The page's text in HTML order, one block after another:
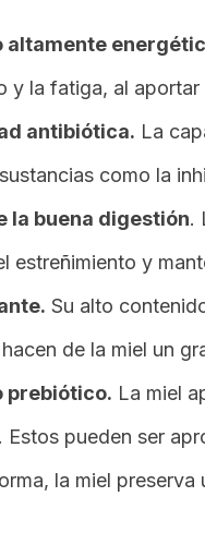
altamente
y la fatiga, al
antibiótica. La
como la
la buena digestión.
estreñimiento y
Su alto
de la miel un
prebiótico. La miel
Estos pueden ser
la miel